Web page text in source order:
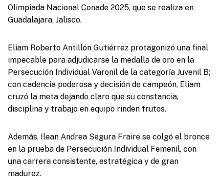
Olimpiada Nacional Conade 2025, que se realiza en
Guadalajara, Jalisco.
Eliam Roberto Antillón Gutiérrez protagonizó una final
impecable para adjudicarse la medalla de oro en la
Persecución Individual Varonil de la categoría Juvenil B;
con cadencia poderosa y decisión de campeón, Eliam
cruzó la meta dejando claro que su constancia,
disciplina y trabajo en equipo rinden frutos.
Además, Ilean Andrea Segura Fraire se colgó el bronce
en la prueba de Persecución Individual Femenil, con
una carrera consistente, estratégica y de gran
madurez.